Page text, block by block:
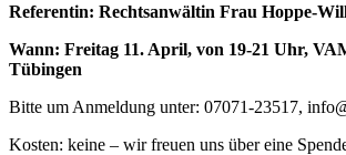
Referentin: Rechtsanwältin Frau Hoppe-
Wann: Freitag 11. April, von 19-21 Uhr,
Tübingen
Bitte um Anmeldung unter: 07071-23517,
Kosten: keine – wir freuen uns über eine